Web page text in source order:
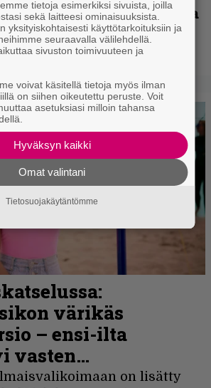
keikkareissulla kuvatulla
pakussa kusihädässä
tietoja esimerkiksi sivuista, joilla
sekä laitteesi ominaisuuksista.
yksityiskohtaisesti käyttötarkoituksiin ja
seuraavalla välilehdellä.
sivuston toimivuuteen ja
voivat käsitellä tietoja myös ilman
on siihen oikeutettu peruste. Voit
asetuksiasi milloin tahansa
Hyväksyn kaikki
Omat valintani
Tietosuojakäytäntömme